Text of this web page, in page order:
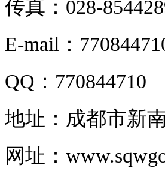
传真：028-
E-mail：
QQ：770844710
地址：成都市新
网址：